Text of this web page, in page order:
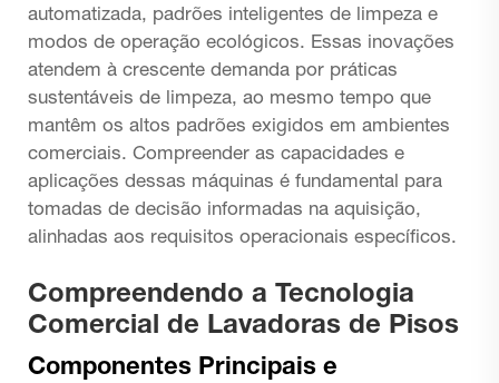
automatizada, padrões inteligentes de limpeza e
modos de operação ecológicos. Essas inovações
atendem à crescente demanda por práticas
sustentáveis de limpeza, ao mesmo tempo que
mantêm os altos padrões exigidos em ambientes
comerciais. Compreender as capacidades e
aplicações dessas máquinas é fundamental para
tomadas de decisão informadas na aquisição,
alinhadas aos requisitos operacionais específicos.
Compreendendo a Tecnologia
Comercial de Lavadoras de Pisos
Componentes Principais e